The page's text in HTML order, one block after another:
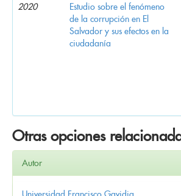
2020
Estudio sobre el fenómeno
de la corrupción en El
Salvador y sus efectos en la
ciudadanía
Otras opciones
Autor